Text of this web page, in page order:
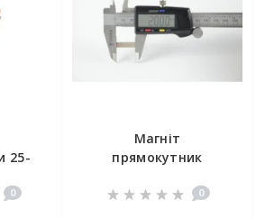
25-
0
Магніт
прямокутник
0